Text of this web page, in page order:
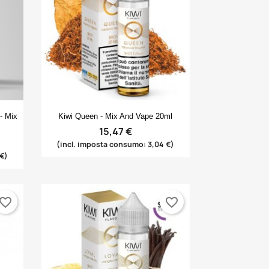
Mix
Anteprima
Kiwi Queen - Mix And Vape 20ml
15,47 €
(incl. imposta consumo: 3,04 €)
favorite_border favorite_border